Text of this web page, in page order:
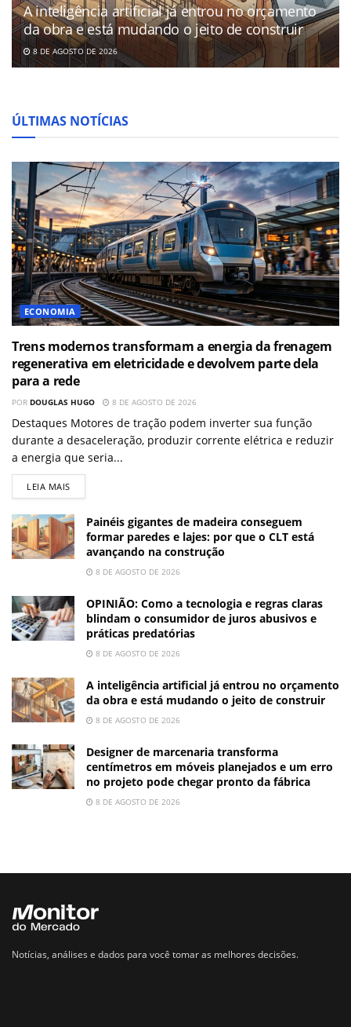
A inteligência artificial já entrou no orçamento
da obra e está mudando o jeito de construir
8 DE AGOSTO DE 2026
ÚLTIMAS NOTÍCIAS
ECONOMIA
Trens modernos transformam a energia da frenagem
regenerativa em eletricidade e devolvem parte dela
para a rede
POR DOUGLAS HUGO 8 DE AGOSTO DE 2026
Destaques Motores de tração podem inverter sua função
durante a desaceleração, produzir corrente elétrica e reduzir
a energia que seria...
LEIA MAIS
Painéis gigantes de madeira conseguem
formar paredes e lajes: por que o CLT está
avançando na construção
8 DE AGOSTO DE 2026
OPINIÃO: Como a tecnologia e regras claras
blindam o consumidor de juros abusivos e
práticas predatórias
8 DE AGOSTO DE 2026
A inteligência artificial já entrou no orçamento
da obra e está mudando o jeito de construir
8 DE AGOSTO DE 2026
Designer de marcenaria transforma
centímetros em móveis planejados e um erro
no projeto pode chegar pronto da fábrica
8 DE AGOSTO DE 2026
Notícias, análises e dados para você tomar as melhores decisões.